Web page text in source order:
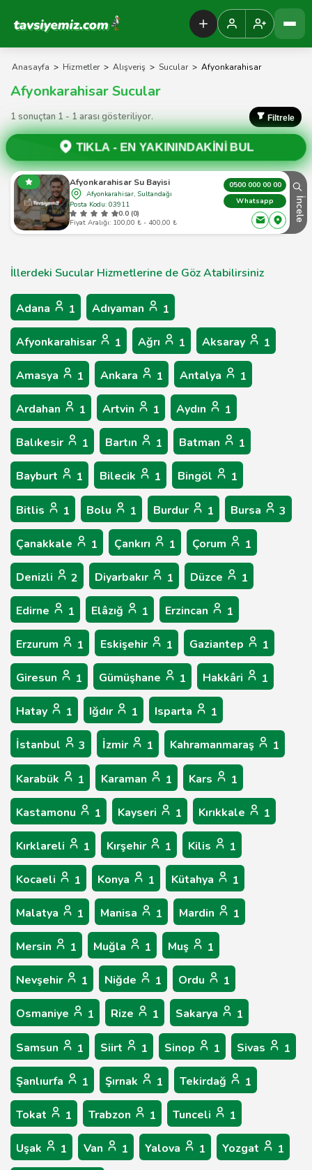
Tavsiyemiz Anasayfa
Anasayfa > Hizmetler > Alışveriş > Sucular > Afyonkarahisar
Afyonkarahisar Sucular
1 sonuçtan 1 - 1 arası gösteriliyor. Filtrele
TIKLA - EN YAKININDAKİNİ BUL
Afyonkarahisar Su Bayisi
Afyonkarahisar, Sultandağı
Posta Kodu: 03911
0.0 (0)
Fiyat Aralığı: 100,00 ₺ - 400,00 ₺
0500 000 00 00
Whatsapp
İncele
İllerdeki Sucular Hizmetlerine de Göz Atabilirsiniz
Adana 1 Adıyaman 1
Afyonkarahisar 1 Ağrı 1 Aksaray 1
Amasya 1 Ankara 1 Antalya 1
Ardahan 1 Artvin 1 Aydın 1
Balıkesir 1 Bartın 1 Batman 1
Bayburt 1 Bilecik 1 Bingöl 1
Bitlis 1 Bolu 1 Burdur 1 Bursa 3
Çanakkale 1 Çankırı 1 Çorum 1
Denizli 2 Diyarbakır 1 Düzce 1
Edirne 1 Elâzığ 1 Erzincan 1
Erzurum 1 Eskişehir 1 Gaziantep 1
Giresun 1 Gümüşhane 1 Hakkâri 1
Hatay 1 Iğdır 1 Isparta 1
İstanbul 3 İzmir 1 Kahramanmaraş 1
Karabük 1 Karaman 1 Kars 1
Kastamonu 1 Kayseri 1 Kırıkkale 1
Kırklareli 1 Kırşehir 1 Kilis 1
Kocaeli 1 Konya 1 Kütahya 1
Malatya 1 Manisa 1 Mardin 1
Mersin 1 Muğla 1 Muş 1
Nevşehir 1 Niğde 1 Ordu 1
Osmaniye 1 Rize 1 Sakarya 1
Samsun 1 Siirt 1 Sinop 1 Sivas 1
Şanlıurfa 1 Şırnak 1 Tekirdağ 1
Tokat 1 Trabzon 1 Tunceli 1
Uşak 1 Van 1 Yalova 1 Yozgat 1